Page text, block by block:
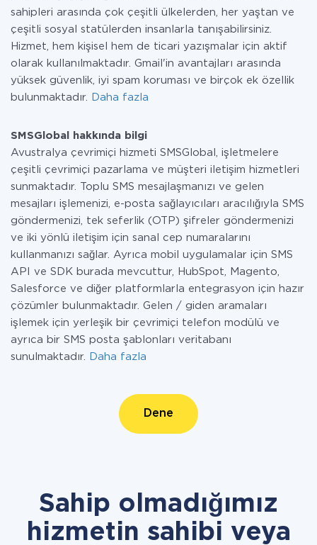
sahipleri arasında çok çeşitli ülkelerden, her yaştan ve
çeşitli sosyal statülerden insanlarla tanışabilirsiniz.
Hizmet, hem kişisel hem de ticari yazışmalar için aktif
olarak kullanılmaktadır. Gmail'in avantajları arasında
yüksek güvenlik, iyi spam koruması ve birçok ek özellik
bulunmaktadır.
Daha fazla
SMSGlobal hakkında bilgi
Avustralya çevrimiçi hizmeti SMSGlobal, işletmelere
çeşitli çevrimiçi pazarlama ve müşteri iletişim hizmetleri
sunmaktadır. Toplu SMS mesajlaşmanızı ve gelen
mesajları işlemenizi, e-posta sağlayıcıları aracılığıyla SMS
göndermenizi, tek seferlik (OTP) şifreler göndermenizi
ve iki yönlü iletişim için sanal cep numaralarını
kullanmanızı sağlar. Ayrıca mobil uygulamalar için SMS
API ve SDK burada mevcuttur, HubSpot, Magento,
Salesforce ve diğer platformlarla entegrasyon için hazır
çözümler bulunmaktadır. Gelen / giden aramaları
işlemek için yerleşik bir çevrimiçi telefon modülü ve
ayrıca bir SMS posta şablonları veritabanı
sunulmaktadır.
Daha fazla
Dene
Sahip olmadığımız
hizmetin sahibi veya